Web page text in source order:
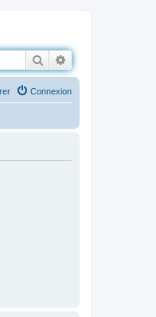
Rechercher
Connexion